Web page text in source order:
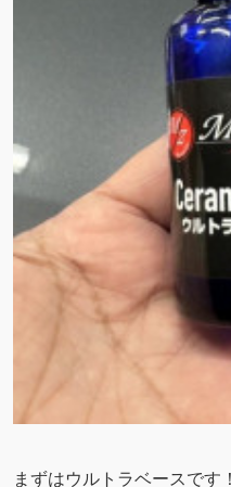
まずはウルトラベースです！